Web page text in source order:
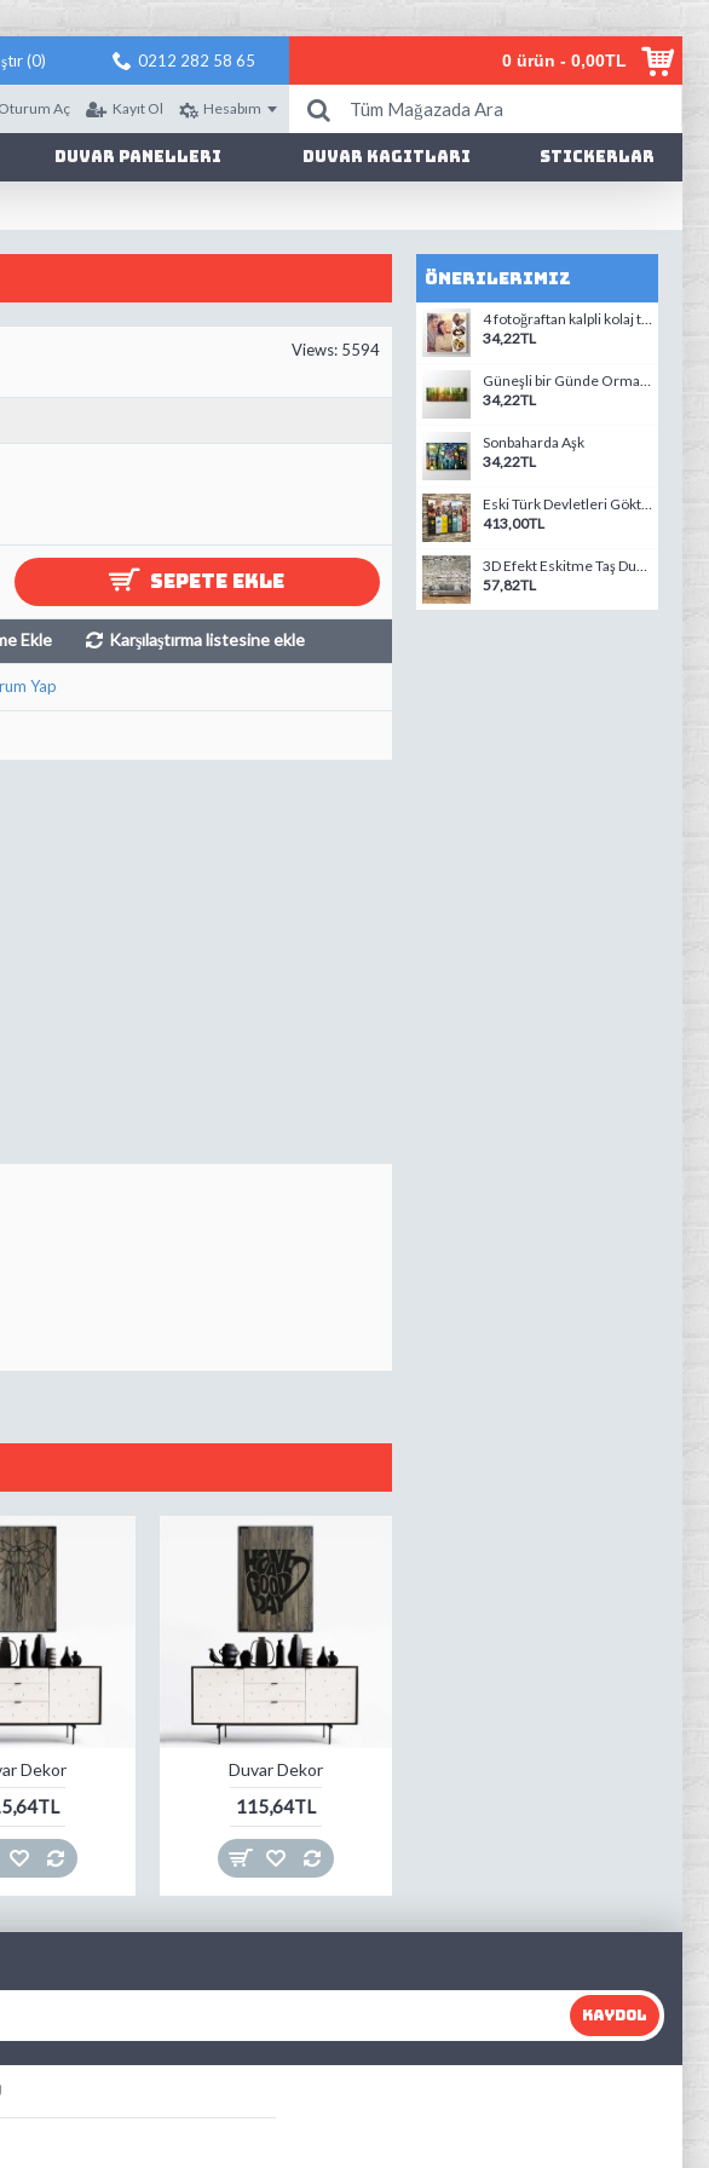
(0) 0212 282 58 65 0 ürün - 0,00TL
Oturum Aç Kayıt Ol Hesabım
Duvar Panelleri Duvar Kagıtları Stickerlar
Önerilerimiz
4 fotoğraftan kalpli kolaj tablo-1
34,22TL
Güneşli bir Günde Orman Panorama
34,22TL
Sonbaharda Aşk
34,22TL
Eski Türk Devletleri Göktürk selcuklu metehan
413,00TL
3D Efekt Eskitme Taş Duvar Tuğla Örme Duvar Kağıdı
57,82TL
Views: 5594
SEPETE EKLE
Ekle Karşılaştırma listesine ekle
Yap
Dekor Duvar Dekor
115,64TL
KAYDOL